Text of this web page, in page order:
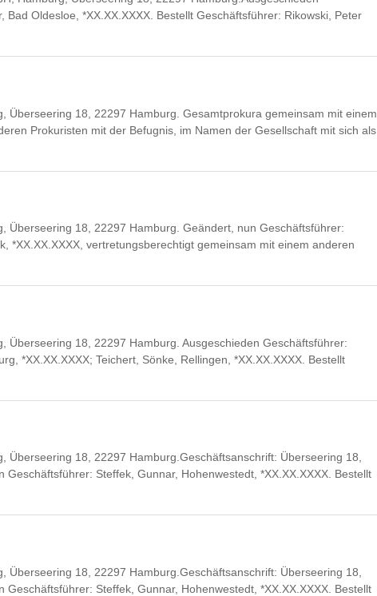
Bad Oldesloe, *XX.XX.XXXX. Bestellt Geschäftsführer: Rikowski, Peter
Überseering 18, 22297 Hamburg. Gesamtprokura gemeinsam mit einem
Prokuristen mit der Befugnis, im Namen der Gesellschaft mit sich als
Überseering 18, 22297 Hamburg. Geändert, nun Geschäftsführer:
*XX.XX.XXXX, vertretungsberechtigt gemeinsam mit einem anderen
Überseering 18, 22297 Hamburg. Ausgeschieden Geschäftsführer:
*XX.XX.XXXX; Teichert, Sönke, Rellingen, *XX.XX.XXXX. Bestellt
Überseering 18, 22297 Hamburg.Geschäftsanschrift: Überseering 18,
Geschäftsführer: Steffek, Gunnar, Hohenwestedt, *XX.XX.XXXX. Bestellt
Überseering 18, 22297 Hamburg.Geschäftsanschrift: Überseering 18,
Geschäftsführer: Steffek, Gunnar, Hohenwestedt, *XX.XX.XXXX. Bestellt